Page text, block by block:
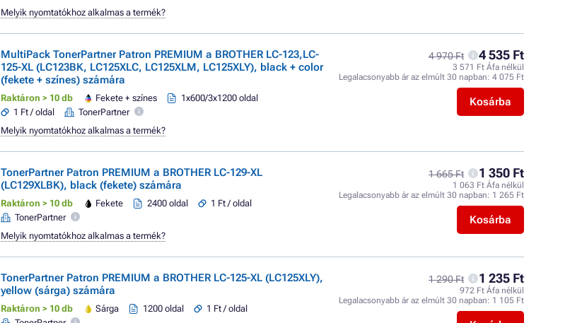
Melyik nyomtatókhoz alkalmas a termék?
MultiPack TonerPartner Patron PREMIUM a BROTHER LC-123,LC-
125-XL (LC123BK, LC125XLC, LC125XLM, LC125XLY), black + color
(fekete + színes) számára
Raktáron > 10 db Fekete + színes
1x600/3x1200 oldal
1 Ft / oldal
TonerPartner
4 970 Ft 4 535 Ft
3 571 Ft Áfa nélkül
Legalacsonyabb ár az elmúlt 30 napban: 4 075 Ft
Kosárba
Melyik nyomtatókhoz alkalmas a termék?
TonerPartner Patron PREMIUM a BROTHER LC-129-XL
(LC129XLBK), black (fekete) számára
Raktáron > 10 db Fekete 2400 oldal
1 Ft / oldal
TonerPartner
1 665 Ft 1 350 Ft
1 063 Ft Áfa nélkül
Legalacsonyabb ár az elmúlt 30 napban: 1 265 Ft
Kosárba
Melyik nyomtatókhoz alkalmas a termék?
TonerPartner Patron PREMIUM a BROTHER LC-125-XL (LC125XLY),
yellow (sárga) számára
Raktáron > 10 db Sárga 1200 oldal
1 Ft / oldal
1 290 Ft 1 235 Ft
972 Ft Áfa nélkül
Legalacsonyabb ár az elmúlt 30 napban: 1 105 Ft